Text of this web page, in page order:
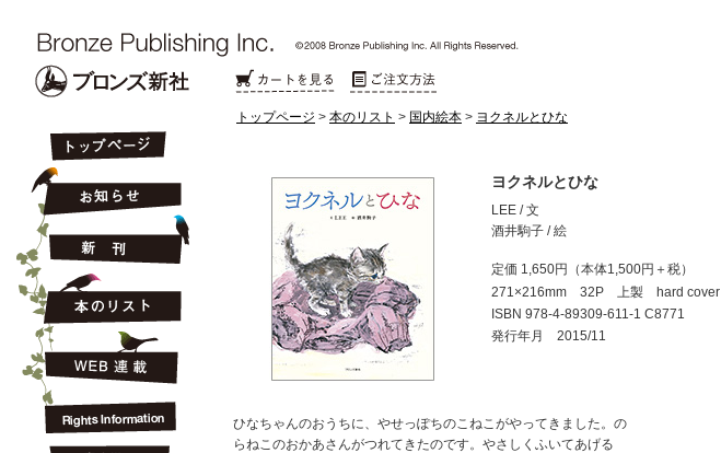
トップページ > 本のリスト > 国内絵本 > ヨクネルとひな
ヨクネルとひな
LEE / 文
酒井駒子 / 絵
定価 1,650円
（本体1,500円＋税）
271×216mm 32P 上製 hard cover
ISBN 978-4-89309-611-1 C8771
発行年月 2015/11
ひなちゃんのおうちに、やせっぽちのこねこがやってきました。の
らねこのおかあさんがつれてきたのです。やさしくふいてあげる